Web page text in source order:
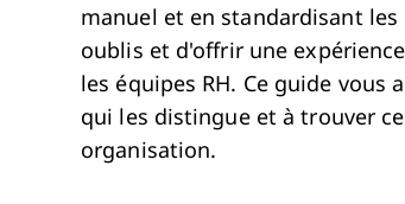
manuel et en standardisant
oublis et d'offrir une
les équipes RH. Ce guide
qui les distingue et à trouver
organisation.